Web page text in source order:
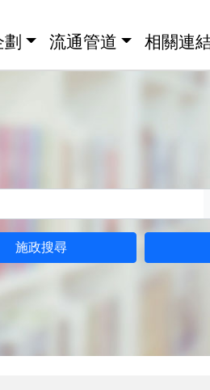
流通管道 相關連
施政搜尋